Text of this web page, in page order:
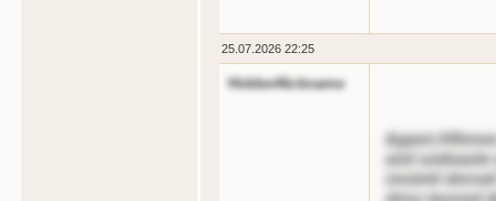
25.07.2026 22:25
HiddenNickname
and sodoaote
nnstntt